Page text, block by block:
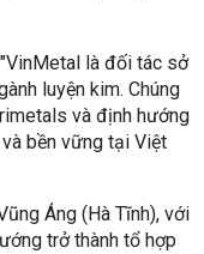
là đối tác sở
luyện kim. Chúng
và định hướng
bền vững tại Việt
Áng (Hà Tĩnh), với
trở thành tổ hợp